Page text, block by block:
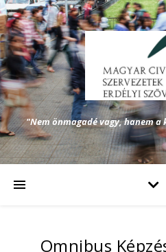
"Nem önmagadé vagy, hanem a
Omnibus